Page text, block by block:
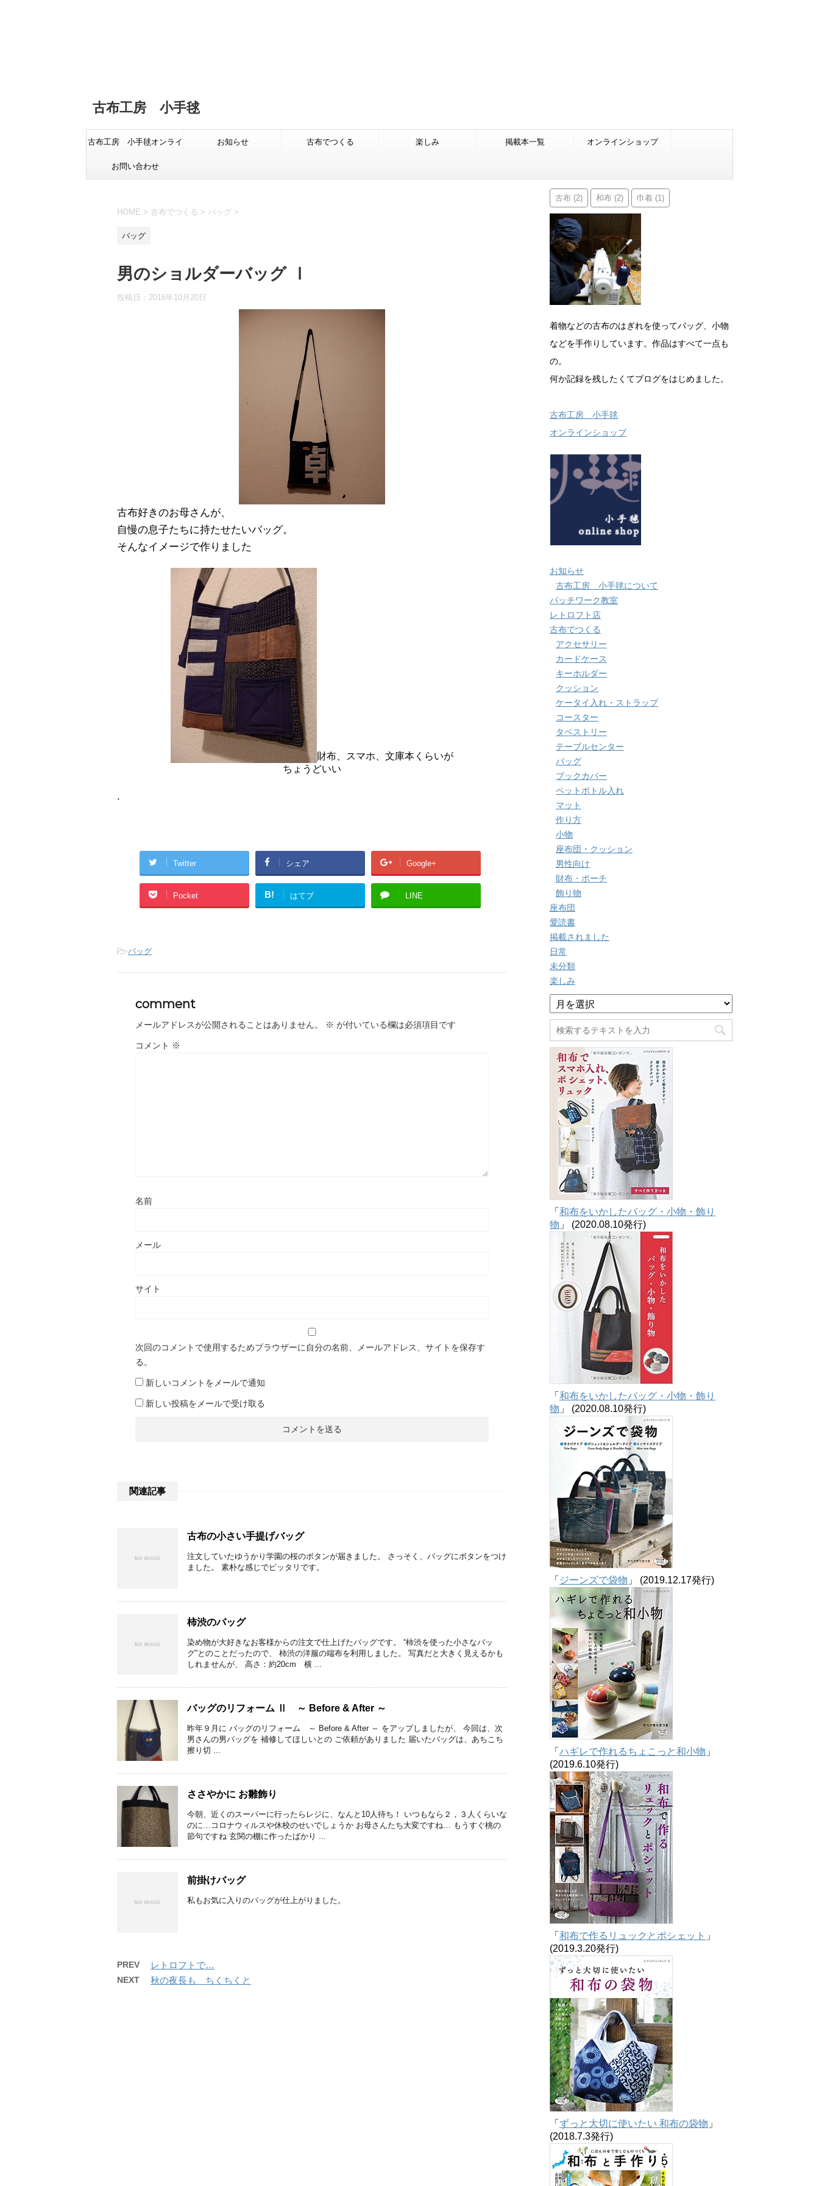
古布工房 小手毬
古布工房 小手毬オンライ
ンショップ
お知らせ 古布でつくる 楽しみ 掲載本一覧 オンラインショップ
お問い合わせ
HOME > 古布でつくる > バッグ >
バッグ
男のショルダーバッグ Ⅰ
投稿日： 2016年10月20日
古布好きのお母さんが、
自慢の息子たちに持たせたいバッグ。
そんなイメージで作りました
財布、スマホ、文庫本くらいが
ちょうどいい
.
Twitter シェア Google+
Pocket B! はてブ LINE
-バッグ
comment
メールアドレスが公開されることはありません。 ※ が付いている欄は必須項目です
コメント ※
名前
メール
サイト
次回のコメントで使用するためブラウザーに自分の名前、メールアドレス、サイトを保存す
る。
新しいコメントをメールで通知
新しい投稿をメールで受け取る
関連記事
古布の小さい手提げバッグ
注文していたゆうかり学園の桜のボタンが届きました。 さっそく、バッグにボタンをつけ
ました。 素朴な感じでピッタリです。
柿渋のバッグ
染め物が大好きなお客様からの注文で仕上げたバッグです。 “柿渋を使った小さなバッ
グ”とのことだったので、 柿渋の洋服の端布を利用しました。 写真だと大きく見えるかも
しれませんが、 高さ：約20cm 横 ...
バッグのリフォーム Ⅱ ～ Before & After ～
昨年９月に バッグのリフォーム ～ Before & After ～ をアップしましたが、 今回は、次
男さんの男バッグを 補修してほしいとの ご依頼がありました 届いたバッグは、あちこち
擦り切 ...
ささやかに お雛飾り
今朝、近くのスーパーに行ったらレジに、なんと10人待ち！ いつもなら２，３人くらいな
のに…コロナウィルスや休校のせいでしょうか お母さんたち大変ですね… もうすぐ桃の
節句ですね 玄関の棚に作ったばかり ...
前掛けバッグ
私もお気に入りのバッグが仕上がりました。
PREV レトロフトで…
NEXT 秋の夜長も ちくちくと
古布 (2) 和布 (2) 巾着 (1)
着物などの古布のはぎれを使ってバッグ、小物
などを手作りしています。作品はすべて一点も
の。
何か記録を残したくてブログをはじめました。
古布工房 小手毬
オンラインショップ
お知らせ
古布工房 小手毬について
パッチワーク教室
レトロフト店
古布でつくる
アクセサリー
カードケース
キーホルダー
クッション
ケータイ入れ・ストラップ
コースター
タペストリー
テーブルセンター
バッグ
ブックカバー
ペットボトル入れ
マット
作り方
小物
座布団・クッション
男性向け
財布・ポーチ
飾り物
座布団
愛読書
掲載されました
日常
未分類
楽しみ
ア
ー
カ
イ
ブ
「 和布をいかしたバッグ・小物・飾り
物 」 (2020.08.10発行)
「 和布をいかしたバッグ・小物・飾り
物 」 (2020.08.10発行)
「 ジーンズで袋物 」 (2019.12.17発行)
「 ハギレで作れるちょこっと和小物 」
(2019.6.10発行)
「 和布で作るリュックとポシェット 」
(2019.3.20発行)
「 ずっと大切に使いたい 和布の袋物 」
(2018.7.3発行)